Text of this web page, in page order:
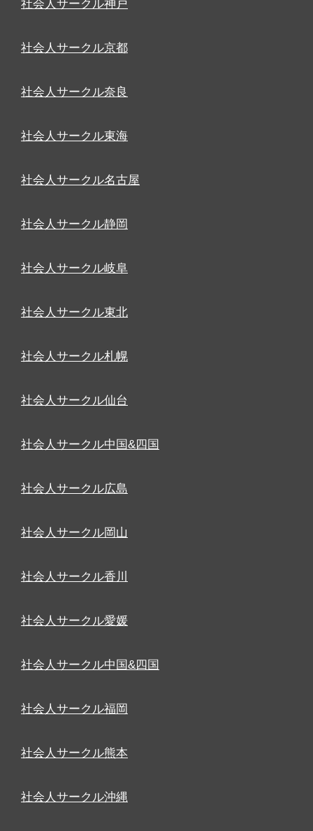
社会人サークル神戸
社会人サークル京都
社会人サークル奈良
社会人サークル東海
社会人サークル名古屋
社会人サークル静岡
社会人サークル岐阜
社会人サークル東北
社会人サークル札幌
社会人サークル仙台
社会人サークル中国&四国
社会人サークル広島
社会人サークル岡山
社会人サークル香川
社会人サークル愛媛
社会人サークル中国&四国
社会人サークル福岡
社会人サークル熊本
社会人サークル沖縄